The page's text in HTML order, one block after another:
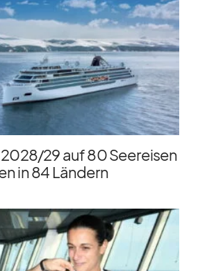
​29 auf 80 Seereisen
in 84 Ländern